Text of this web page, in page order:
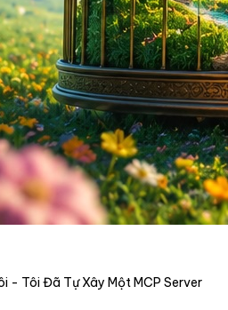
- Tôi Đã Tự Xây Một MCP Server